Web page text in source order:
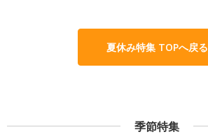
夏休み特集 TOPへ戻る
季節特集